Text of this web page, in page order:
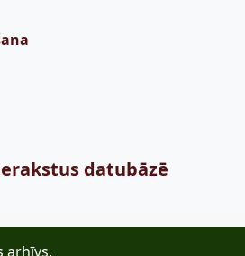
datubāzē
arhīvs,